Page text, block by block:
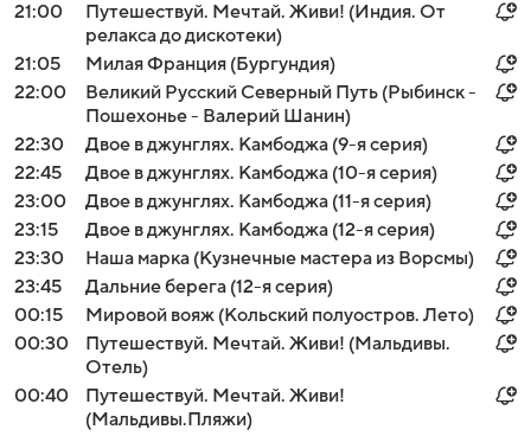
21:00
Путешествуй. Мечтай. Живи! (Индия. От
релакса до дискотеки)
21:05
Милая Франция (Бургундия)
22:00
Великий Русский Северный Путь (Рыбинск -
Пошехонье - Валерий Шанин)
22:30
Двое в джунглях. Камбоджа (9-я серия)
22:45
Двое в джунглях. Камбоджа (10-я серия)
23:00
Двое в джунглях. Камбоджа (11-я серия)
23:15
Двое в джунглях. Камбоджа (12-я серия)
23:30
Наша марка (Кузнечные мастера из Ворсмы)
23:45
Дальние берега (12-я серия)
00:15
Мировой вояж (Кольский полуостров. Лето)
00:30
Путешествуй. Мечтай. Живи! (Мальдивы.
Отель)
00:40
Путешествуй. Мечтай. Живи!
(Мальдивы.Пляжи)